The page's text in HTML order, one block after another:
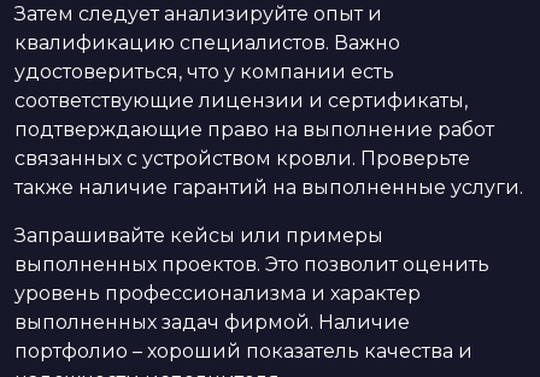
Затем следует анализируйте опыт и
квалификацию специалистов. Важно
удостовериться, что у компании есть
соответствующие лицензии и сертификаты,
подтверждающие право на выполнение работ
связанных с устройством кровли. Проверьте
также наличие гарантий на выполненные услуги.
Запрашивайте кейсы или примеры
выполненных проектов. Это позволит оценить
уровень профессионализма и характер
выполненных задач фирмой. Наличие
портфолио – хороший показатель качества и